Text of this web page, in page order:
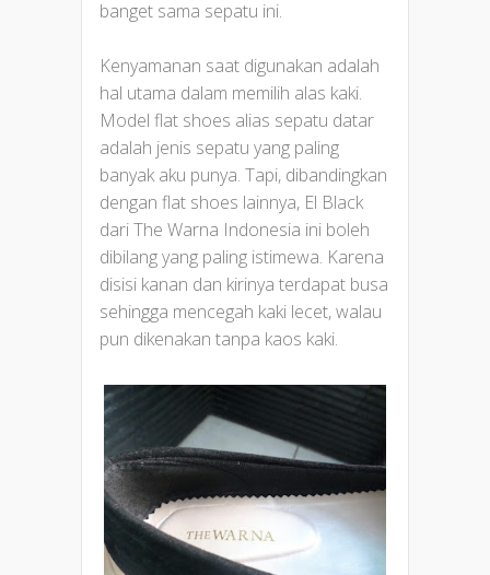
banget sama sepatu ini.
Kenyamanan saat digunakan adalah
hal utama dalam memilih alas kaki.
Model flat shoes alias sepatu datar
adalah jenis sepatu yang paling
banyak aku punya. Tapi, dibandingkan
dengan flat shoes lainnya, El Black
dari The Warna Indonesia ini boleh
dibilang yang paling istimewa. Karena
disisi kanan dan kirinya terdapat busa
sehingga mencegah kaki lecet, walau
pun dikenakan tanpa kaos kaki.